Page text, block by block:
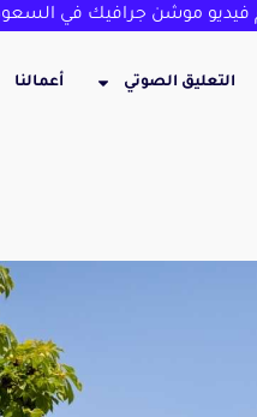
موشن جرافيك في
التعليق الصوتي أعمالنا